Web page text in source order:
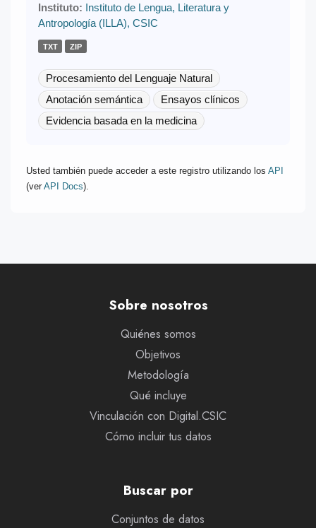
Instituto: Instituto de Lengua, Literatura y
Antropología (ILLA), CSIC
TXT ZIP
Procesamiento del Lenguaje Natural
Anotación semántica
Ensayos clínicos
Evidencia basada en la medicina
Usted también puede acceder a este registro utilizando los API
(ver API Docs).
Sobre nosotros
Quiénes somos
Objetivos
Metodología
Qué incluye
Vinculación con Digital.CSIC
Cómo incluir tus datos
Buscar por
Conjuntos de datos